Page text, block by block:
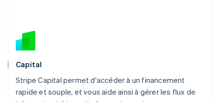
Capital
Stripe Capital permet d'accéder à un financement
rapide et souple, et vous aide ainsi à gérer les flux de
Norvège
Nouvelle-Zélande
English
Nederlands English
Pologne